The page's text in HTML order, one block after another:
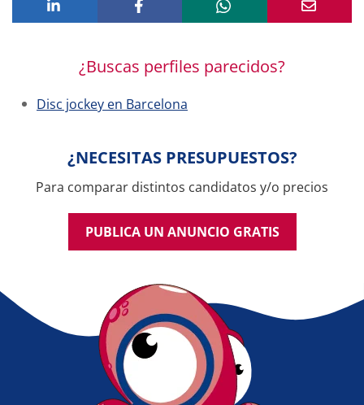
¿Buscas perfiles parecidos?
Disc jockey en Barcelona
¿NECESITAS PRESUPUESTOS?
Para comparar distintos candidatos y/o precios
PUBLICA UN ANUNCIO GRATIS